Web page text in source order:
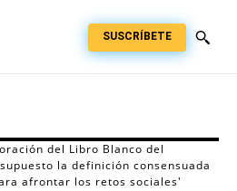
SUSCRÍBETE
del Libro Blanco del
la definición consensuada
afrontar los retos sociales'